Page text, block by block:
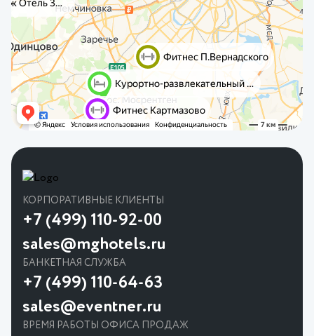
КОРПОРАТИВНЫЕ КЛИЕНТЫ
+7 (499) 110-92-00
sales@mghotels.ru
БАНКЕТНАЯ СЛУЖБА
+7 (499) 110-64-63
sales@eventner.ru
ВРЕМЯ РАБОТЫ ОФИСА ПРОДАЖ